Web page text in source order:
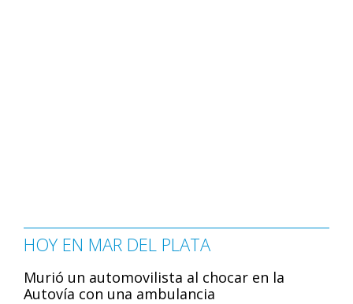
HOY EN MAR DEL PLATA
Murió un automovilista al chocar en la
Autovía con una ambulancia